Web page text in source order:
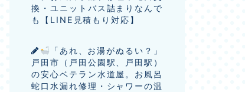
換・ユニットバス詰まりなんで
も【LINE見積もり対応】
「あれ、お湯がぬるい？」
戸田市（戸田公園駅、戸田駅）
の安心ベテラン水道屋。お風呂
蛇口水漏れ修理・シャワーの温